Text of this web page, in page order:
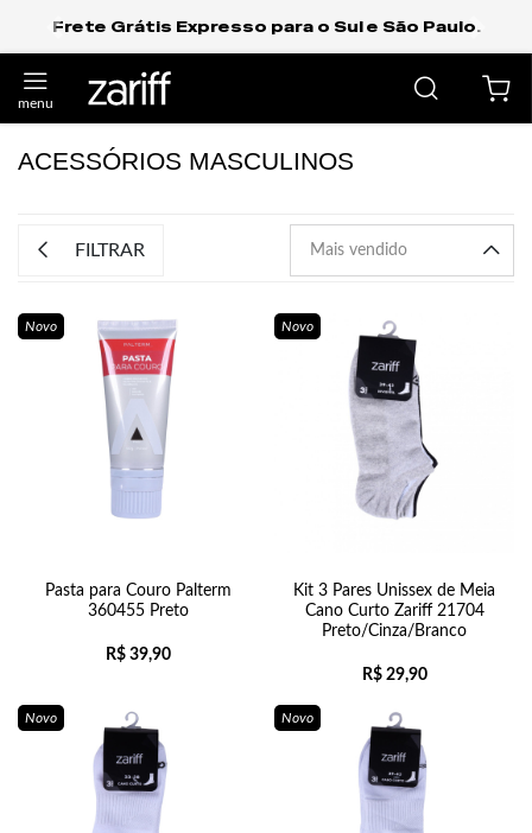
Frete Grátis Expresso para o Sul e São Paulo.
ACESSÓRIOS MASCULINOS
FILTRAR
Novo
Pasta para Couro Palterm
360455 Preto
R$39,90
Novo
Kit 3 Pares Unissex de Meia
Cano Curto Zariff 21704
Preto/Cinza/Branco
R$29,90
Novo Novo